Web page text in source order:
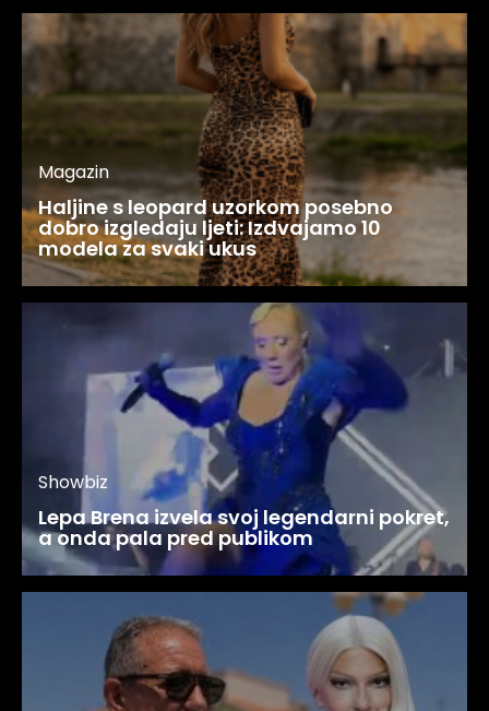
Magazin
Haljine s leopard uzorkom posebno
dobro izgledaju ljeti: Izdvajamo 10
modela za svaki ukus
Showbiz
Lepa Brena izvela svoj legendarni pokret,
a onda pala pred publikom